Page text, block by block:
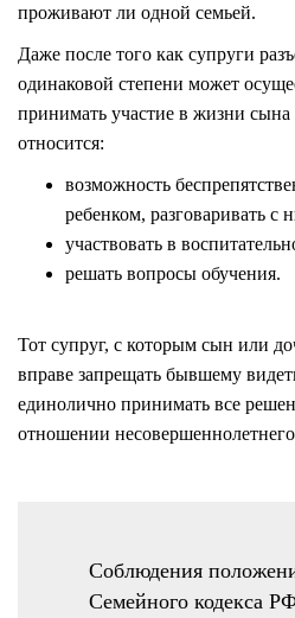
проживают ли одной семьей.
Даже после того как супруги
одинаковой степени может
принимать участие в жизни
относится:
возможность
ребенком, разговаривать с
участвовать в
решать вопросы обучения.
Тот супруг, с которым сын или
вправе запрещать бывшему
единолично принимать все
отношении
Соблюдения
Семейного кодекса